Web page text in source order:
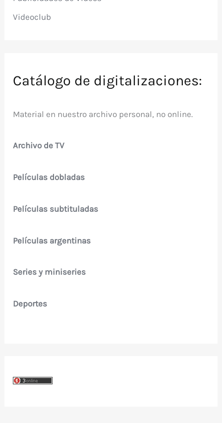
Videoclub
Catálogo de digitalizaciones:
Material en nuestro archivo personal, no online.
Archivo de TV
Películas dobladas
Películas subtituladas
Películas argentinas
Series y miniseries
Deportes